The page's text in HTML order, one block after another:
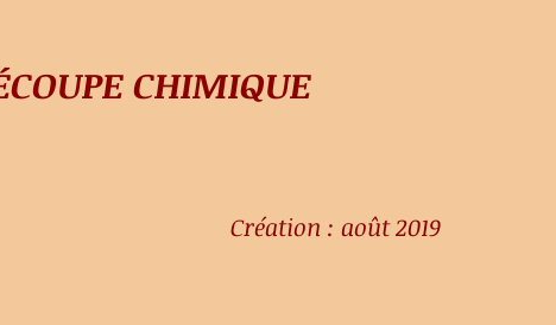
CHIMIQUE
Création : août 2019